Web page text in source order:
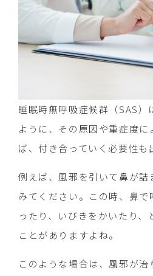
睡眠時無呼吸症候群（SAS）
ように、その原因や重症度
ば、付き合っていく必要性も
例えば、風邪を引いて鼻が詰
みてください。この時、鼻
ったり、いびきをかいたり、
ことがありますよね。
このような場合は、風邪が